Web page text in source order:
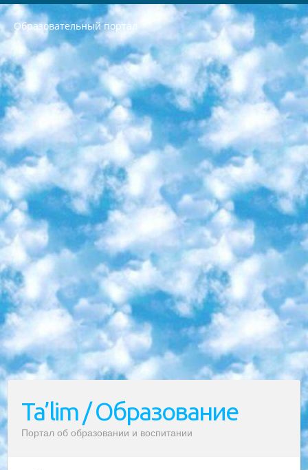
Образовательный портал
РЕСПУБЛИКА УЗБЕКИСТАН МИНИСТРЕРСТВО ДОШКОЛЬНОГО И ШКОЛЬНОГО ОБРАЗОВАНИЯ КОМАНДА в общеобразовательных учреждениях в 2023-2024 учебном году организация и проведение итоговой государственной аттестации обучающихся о Министра дошкольного и школьного образования Республики Узбекистан от 4 марта 2008 года (постановлением Минюста от 20 марта 2008 года № 1778 государственной регистрации) «Итоговое состояние учащихся общего среднего образования на основании положения об утверждении положения об аттестации общего среднего образования выпускной экзамен студентов в образовательных учреждениях в 2023-2024 учебном году В целях организации и прохождения аттестации приказываю: 1. Следующее: перечень предметов, по которым будет проводиться итоговая государственная аттестация и экзамен формы перевода согласно приложению 1; сертификаты международного образца, оценивающие уровень владения иностранными языками перечень согласно приложению 2; 2. Педагогический при специализированных образовательных учреждениях. научно-практический центр квалификации и международной оценки (Д.Давидова) 2024 г. До 25 марта: задания по предметам, по которым будет проводиться итоговая аттестация разработка и утверждение технических условий; итоговая аттестация на основании разработанного предметного задания разработка вопросов по предметам (устно и письменно), экзамен передача; общеобразовательные средние школы и специальные учебные заведения учащиеся выпускных классов школ и интернатов в агентской системе подготовка базы данных экзаменационных материалов и критериев оценки; перевод базы экзаменационных материалов на все языки обучения подать в Республиканский образовательный центр для изготовления; варианты экзаменов на основе разработанных контрольных материалов пусть будут поставлены задачи формирования. 3. Республиканский образовательный центр (Ш.Худайкулов) до 5 апреля 2024 года. до: база данных предоставленных экзаменационных материалов на все языки обучения перевод и экспертиза; для слепых, слабовидящих, глухих, слабослышащих и умственно отсталых детей учащиеся выпускных классов специализированных школ и школ-интернатов база данных экзаменационных материалов на всех преподаваемых языках подготовка критериев оценки; специализированные школы для умственно отсталых детей и технологии для учащихся выпускных классов школ-интернатов разработка соответствующих рекомендаций и критериев проведения ЕГЭ по естествознанию давать задания. 4. Педагогический при специализированных образовательных учреждениях. Научно-практический центр навыков и международной оценки (Д.Давидова), Республика образовательный центр (Худайкулов Ш.) итоговый государственный аттестационный экзамен ориентирован на творческое и логическое мышление при подготовке базы материалов учитывать введение заданий. 5. Следует отметить, что: сертификат государственного образца о знании общеобразовательного предмета и как минимум национальный уровень B1 по предметам на иностранных языках, указанным в Приложении 2. или международно признанный сертификат эквивалентного уровня студенты, изучающие определенный предмет, освобождаются от экзамена; по соответствующим предметам запланирована итоговая государственная аттестация за день до дня, путем жеребьевки Рабочей группой (в письменной форме по предметам, проводимым в форме) из числа сформированных вариантов выбрано 2 варианта; 2 выбранных варианта экзамена анонсированы на официальном сайте министерства и все выпускники по всей стране на основе этих вариантов проводит итоговую государственную аттестацию. 6. Государственное образование учащихся средних общеобразовательных учреждений. знания в соответствии с квалификационными требованиями, которые необходимо приобрести на основании стандартов итоговый (выпускной) контроль для 9 и 11 классов в целях тестирования Экзамены (далее – экзамены) состоят из предметов, перечисленных в приложении 1. будет сделано. 7. Экзамены пройдут с 26 мая по 15 июня 2024 г. (кроме науки физического воспитания). 8. Физическая для учащихся 9 классов общесредних образовательных учреждений. Экзамены по предмету «Образование, квалификация медицина» 1-6 мая 2024 года. сотрудники перевести под присмотр (с отклонениями в физическом или умственном развитии) специализированная школа для детей, школы-интернаты и со сколиозом школы-интернаты санаторного типа для больных детей исключены). 9. Он был слепым, слабовидящим и имел нарушения опорно-двигательного аппарата. экзамены в специализированных школах и интернатах для детей должны проводиться исходя из требований, предъявляемых к общеобразовательным учреждениям (физкультура кроме науки). 10. Специализированная школа для глухих и слабослышащих детей. и экзамены в интернатах и быть реализован в виде письменного теста по математике. 11. Специальность для умственно отсталых детей. Для 9 класса Родной язык и литературное письмо Государственный язык (язык обучения – узбекский). для неклассов) написано Математическое письмо Письменная/устная история Узбекистана Физическое воспитание практично Итоговый контроль Для 11 класса Написание родного языка и литературы (эссе) Математическое письмо Узбекский язык (обучение на узбекском языке) не посещающее общее среднее образование для учреждений)/Образовательное учреждение выбор письменный и устный Иностранный язык письменный/устный Письменная/устная история Узбекистана *По выбору студента:  Химия  Физика  Основы государственного права  География 10 бесплатных образовательных ресурсов - Мы составили подборку онлайн-проектов с интерактивными упражнениями, видеолекциями и статьями. Они помогут вам обрести новые и освежить старые знания бесплатно. 1. «ИНТУИТ» Старейшая образовательная площадка Рунета. Здесь вы найдёте сотни текстовых и видеокурсов на десятки различных тем — от программирования до психологии. Многие курсы подготовлены российскими университетами и крупными международными компаниями вроде Intel и Microsoft. Самостоятельное обучение бесплатное, но желающие могут оплатить услуги персональных наставников. 2. «Смартия» знакомит с актуальными профессиями и подсказывает, как им обучаться. Выбрав заинтересовавшую вас специальность — SMM-специалист, фотограф, веб-дизайнер или другую, — увидите список необходимых для неё умений. Чтобы вы могли освоить их самостоятельно, для каждого умения площадка отображает подборку ссылок на учебные материалы. Хотя «Смартия» ориентируется на русскоязычную аудиторию, часть контента всё же доступна только на английском. 3. «Лекторий Физтеха» Проект Московского физико-технического института (Физтеха). С его помощью вы можете смотреть онлайн серии лекций, записанные на видео в этом вузе. В числе доступных предметов — физика, биология, химия, информационные технологии и другие. К некоторым лекциям администрация ресурса прилагает готовые конспекты, которые можно скачивать в PDF-формате. 4. ITMOcourses Онлайн-площадка Санкт-Петербургского национального исследовательского университета информационных технологий, механики и оптики (ИТМО). Ресурс предоставляет свободный доступ к курсам, разработанным в этом вузе. Каталог материалов разбит на четыре категории: «Оптические системы и технологии», «Приборостроение и робототехника», «Информационные технологии» и «Биотехнологии». Курсы состоят из видеолекций, интерактивных демонстраций и заданий. 5. «КиберЛенинка» Электронная научная библиотека открытого доступа. Каталог площадки регулярно обрастает текстами статей из различных научных изданий. Сгруппированные по журналам и рубрикам публикации можно читать онлайн или скачивать целиком в PDF-формате. Проект нацелен на популяризацию науки за счёт открытого доступа к качественной информации. 6. «ПостНаука» На этом ресурсе публикуют подборки видеолекций, составленные экспертами из разных отраслей и объединённые общими темами. Среди них, к примеру, есть серии «Биоинформатика и геномика», «Культура средневековой Скандинавии» и Cinema Studies о теории кино. Каждая подборка лекций — логически связанная история, рассказанная экспертом от первого лица. Кроме того, на сайте появляются научно-образовательные статьи и тесты на разные темы. 7. «Newочём» Команда проекта «Newочём» отбирает самые интересные тексты из англоязычных СМИ и переводит те из них, за которые голосуют участники сообщества «ВКонтакте». По большей части это научно-популярные статьи. Редакторы придумывают лишь заголовки, в остальном содержание переводов соответствует оригиналам. Полные тексты можно читать прямо в социальной сети. 8. InternetUrok Онлайн-база материалов по основным дисциплинам школьной программы. Информация на сайте структурирована по классам, предметам и темам (урокам). Каждый урок состоит из видеолекций и конспектов. Есть также интерактивные тренажёры и тесты для закрепления пройденного материала. Даже если вы давно окончили школу, возможность повторить программу старших классов всегда может пригодиться. 9. Edutainme Ещё один ресурс об образовании. В отличие от Newtonew, как мне кажется, Edutainme больше ориентируется на представителей индустрии: педагогов, предпринимателей, разработчиков образовательных проектов. Но и любой, кто просто стремится к саморазвитию, найдёт на сайте много полезного и интересного для себя. Например, информацию о новых курсах и образовательных сервисах. 10. Newtonew Онлайн-медиа об образовании и обучении в широком смысле. Авторы Newtonew пишут об инструментах, заведениях, тактиках и стратегиях, которые помогают учить других и получать новые знания самостоятельно. На этой площадке вы найдёте новости, обзоры, аналитические мат
Ta’lim / Образование
Портал об образовании и воспитании